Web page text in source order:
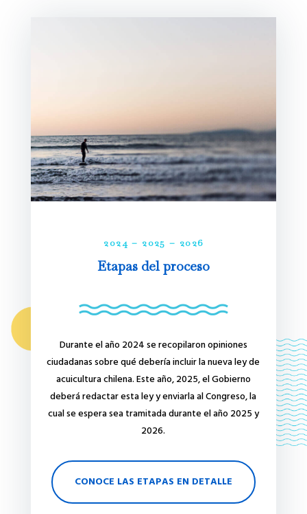
2024 – 2025 – 2026
Etapas del proceso
Durante el año 2024 se recopilaron opiniones
ciudadanas sobre qué debería incluir la nueva ley de
acuicultura chilena. Este año, 2025, el Gobierno
deberá redactar esta ley y enviarla al Congreso, la
cual se espera sea tramitada durante el año 2025 y
2026.
CONOCE LAS ETAPAS EN DETALLE